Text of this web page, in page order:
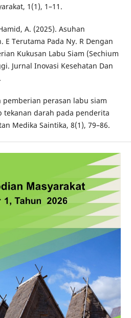
1(1), 1–11.
A. (2025). Asuhan
E Terutama Pada Ny. R Dengan
Kukusan Labu Siam (Sechium
Jurnal Inovasi Kesehatan Dan
pemberian perasan labu siam
tekanan darah pada penderita
Medika Saintika, 8(1), 79–86.